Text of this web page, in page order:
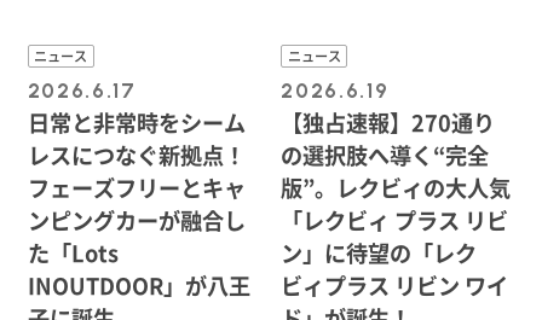
ニュース
2026.6.17
日常と非常時をシーム
レスにつなぐ新拠点！
フェーズフリーとキャ
ンピングカーが融合し
た「Lots
INOUTDOOR」が八王
ニュース
2026.6.19
【独占速報】270通り
の選択肢へ導く“完全
版”。レクビィの大人気
「レクビィ プラス リビ
ン」に待望の「レク
ビィプラス リビン ワイ